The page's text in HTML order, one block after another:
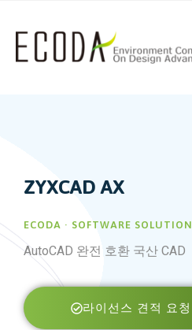
ZYXCAD AX
ECODA · SOFTWARE SOLUTION
AutoCAD 완전 호환 국산 CAD
라이선스 견적 요청